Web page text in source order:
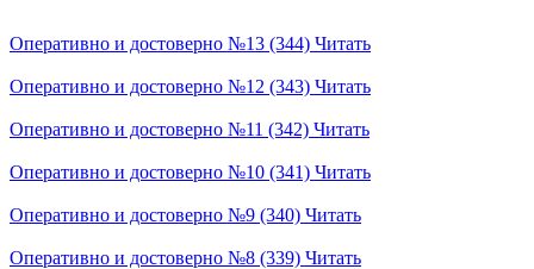
Оперативно и достоверно №13 (344) Читать
Оперативно и достоверно №12 (343) Читать
Оперативно и достоверно №11 (342) Читать
Оперативно и достоверно №10 (341) Читать
Оперативно и достоверно №9 (340) Читать
Оперативно и достоверно №8 (339) Читать